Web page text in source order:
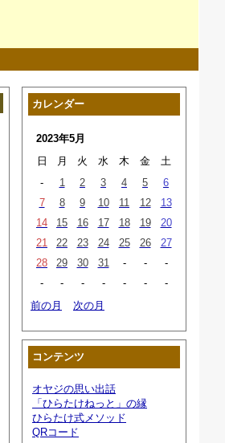
カレンダー
2023年5月
日
月 火 水 木 金
土
-
1 2 3 4 5
6
7
8 9 10 11 12
13
14
15 16 17 18 19
20
21
22 23 24 25 26
27
28
29 30 31 - -
-
-
- - - - -
-
前の月
次の月
コンテンツ
オヤジの思い出話
「ひらたけねっと」の縁
ひらたけ式メソッド
QRコード